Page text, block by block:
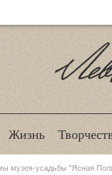
Жизнь
музея-усадьбы "Ясная